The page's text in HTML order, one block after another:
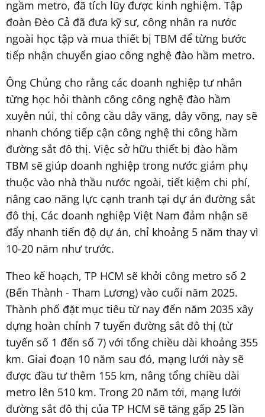
ngầm metro, đã tích lũy được kinh nghiệm. Tập
đoàn Đèo Cả đã đưa kỹ sư, công nhân ra nước
ngoài học tập và mua thiết bị TBM để từng bước
tiếp nhận chuyển giao công nghệ đào hầm metro.
Ông Chủng cho rằng các doanh nghiệp tư nhân
từng học hỏi thành công công nghệ đào hầm
xuyên núi, thi công cầu dây văng, dây võng, nay sẽ
nhanh chóng tiếp cận công nghệ thi công hầm
đường sắt đô thị. Việc sở hữu thiết bị đào hầm
TBM sẽ giúp doanh nghiệp trong nước giảm phụ
thuộc vào nhà thầu nước ngoài, tiết kiệm chi phí,
nâng cao năng lực cạnh tranh tại dự án đường sắt
đô thị. Các doanh nghiệp Việt Nam đảm nhận sẽ
đẩy nhanh tiến độ dự án, chỉ khoảng 5 năm thay vì
10-20 năm như trước.
Theo kế hoạch, TP HCM sẽ khởi công metro số 2
(Bến Thành - Tham Lương) vào cuối năm 2025.
Thành phố đặt mục tiêu từ nay đến năm 2035 xây
dựng hoàn chỉnh 7 tuyến đường sắt đô thị (từ
tuyến số 1 đến số 7) với tổng chiều dài khoảng 355
km. Giai đoạn 10 năm sau đó, mạng lưới này sẽ
được đầu tư thêm 155 km, nâng tổng chiều dài
metro lên 510 km. Trong 20 năm tới, mạng lưới
đường sắt đô thị của TP HCM sẽ tăng gấp 25 lần